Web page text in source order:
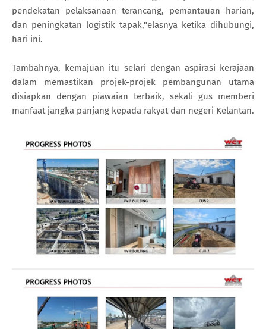
pendekatan pelaksanaan terancang, pemantauan harian,
dan peningkatan logistik tapak,"elasnya ketika dihubungi,
hari ini.
Tambahnya, kemajuan itu selari dengan aspirasi kerajaan
dalam memastikan projek-projek pembangunan utama
disiapkan dengan piawaian terbaik, sekali gus memberi
manfaat jangka panjang kepada rakyat dan negeri Kelantan.